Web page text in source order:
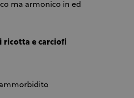
ma armonico in ed
ricotta e carciofi